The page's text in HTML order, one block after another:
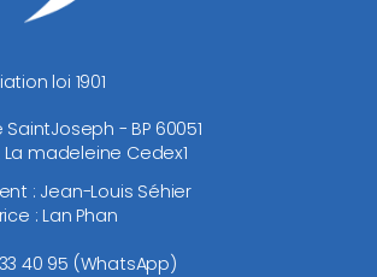
loi 1901
SaintJoseph - BP 60051
La madeleine Cedex1
: Jean-Louis Séhier
: Lan Phan
40 95 (WhatsApp)